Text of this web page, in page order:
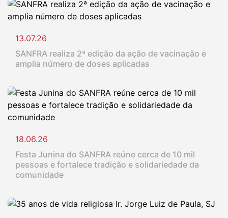
13.07.26
SANFRA realiza 2ª edição da ação de vacinação e
amplia número de doses aplicadas
18.06.26
Festa Junina do SANFRA reúne cerca de 10 mil
pessoas e fortalece tradição e solidariedade da
comunidade